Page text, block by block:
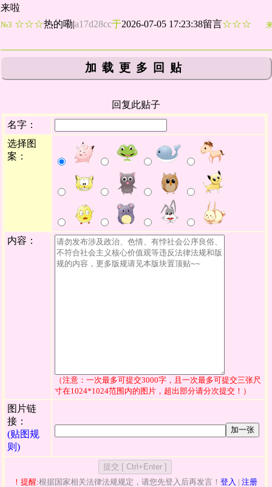
来啦
№3 ☆☆☆热的嘞|a17d28cc于2026-07-05 17:23:38留言☆☆☆
加载更多回贴
回复此贴子
名字：
选择图
案：
内容：
（注意：一次最多可提交3000字，且一次最多可提交三张尺
寸在1024*1024范围内的图片，超出部分请分次提交！）
图片链
接：
(贴图规
则)
加一张
！提醒:根据国家相关法律法规规定，请您先登入后再发言！ 登入 | 注册